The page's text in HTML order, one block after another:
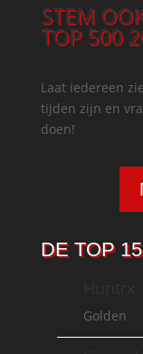
STEM
TOP 500
Laat iedereen
tijden zijn en
doen!
DE TOP
Golden